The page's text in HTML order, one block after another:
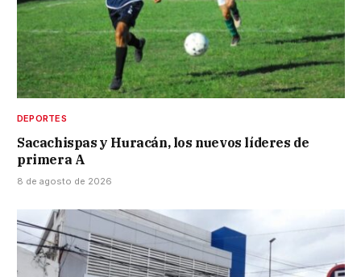
DEPORTES
Sacachispas y Huracán, los nuevos líderes de
primera A
8 de agosto de 2026